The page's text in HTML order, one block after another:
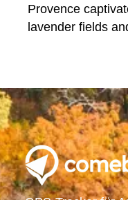
Provence
lavender fields